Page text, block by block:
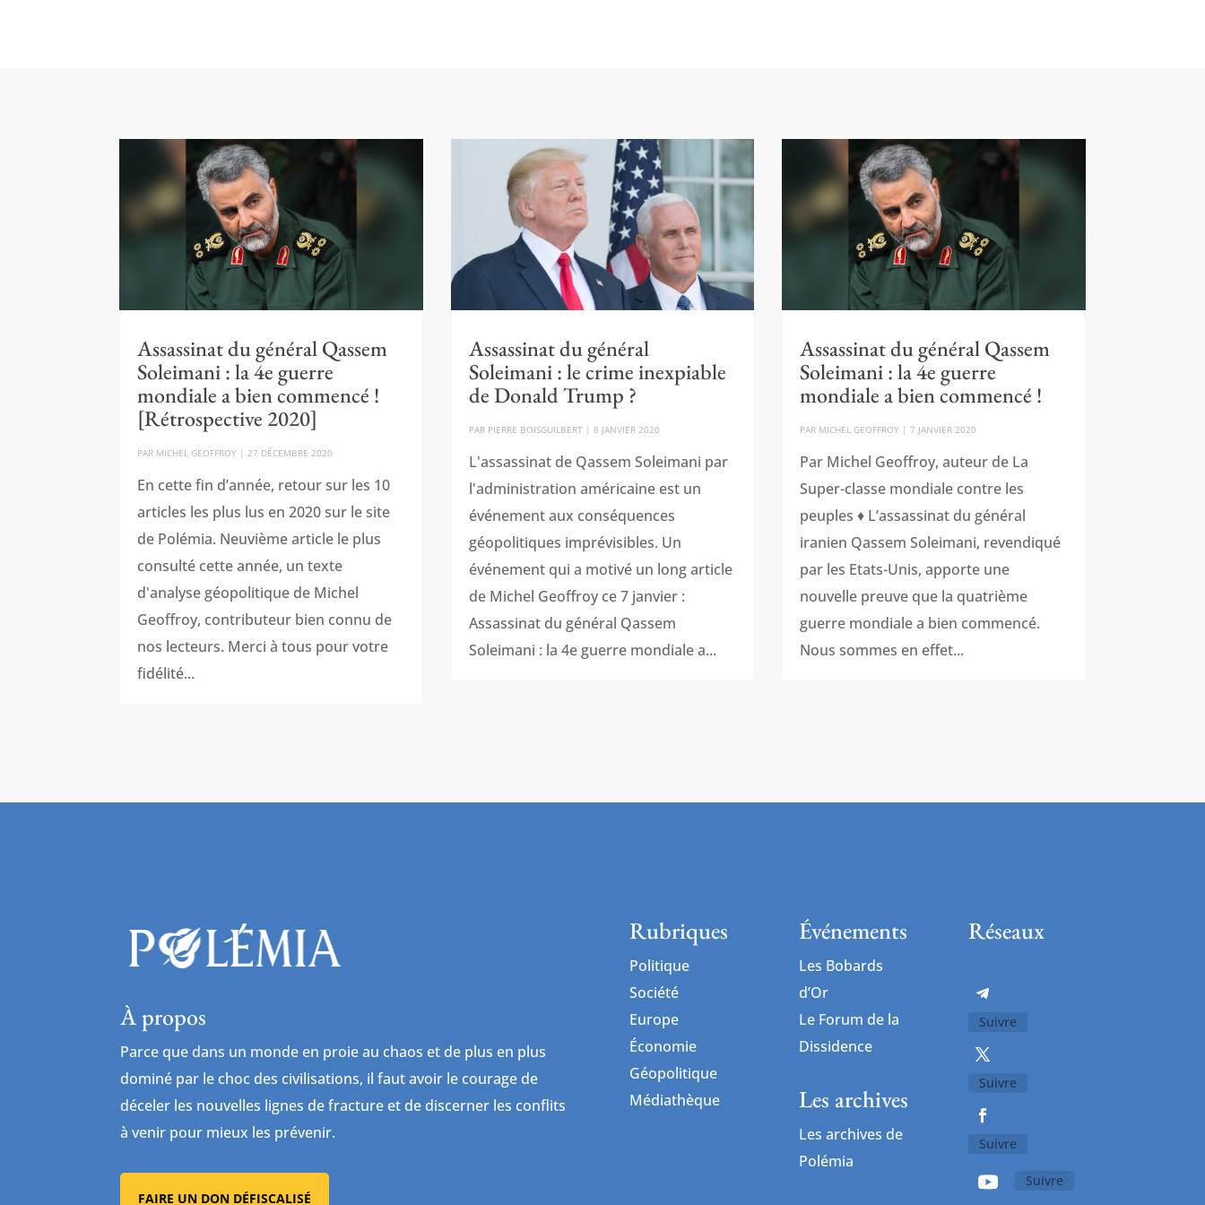
Assassinat du général Qassem
Soleimani : la 4e guerre
mondiale a bien commencé !
[Rétrospective 2020]
PAR MICHEL GEOFFROY | 27 DÉCEMBRE 2020
En cette fin d’année, retour sur les 10
articles les plus lus en 2020 sur le site
de Polémia. Neuvième article le plus
consulté cette année, un texte
d'analyse géopolitique de Michel
Geoffroy, contributeur bien connu de
nos lecteurs. Merci à tous pour votre
fidélité...
Assassinat du général
Soleimani : le crime inexpiable
de Donald Trump ?
PAR PIERRE BOISGUILBERT| 8 JANVIER 2020
L'assassinat de Qassem Soleimani par
l'administration américaine est un
événement aux conséquences
géopolitiques imprévisibles. Un
événement qui a motivé un long article
de Michel Geoffroy ce 7 janvier :
Assassinat du général Qassem
Soleimani : la 4e guerre mondiale a...
Assassinat du général Qassem
Soleimani : la 4e guerre
mondiale a bien commencé !
PAR MICHEL GEOFFROY| 7 JANVIER 2020
Par Michel Geoffroy, auteur de La
Super-classe mondiale contre les
peuples ♦ L’assassinat du général
iranien Qassem Soleimani, revendiqué
par les Etats-Unis, apporte une
nouvelle preuve que la quatrième
guerre mondiale a bien commencé.
Nous sommes en effet...
À propos
Parce que dans un monde en proie au chaos et de plus en plus
dominé par le choc des civilisations, il faut avoir le courage de
déceler les nouvelles lignes de fracture et de discerner les conflits
à venir pour mieux les prévenir.
FAIRE UN DON DÉFISCALISÉ
Rubriques
Politique
Société
Europe
Économie
Géopolitique
Médiathèque
Événements
Les Bobards
d’Or
Le Forum de la
Dissidence
Les archives
Les archives de
Polémia
Réseaux
Suivre
Suivre
Suivre
Suivre